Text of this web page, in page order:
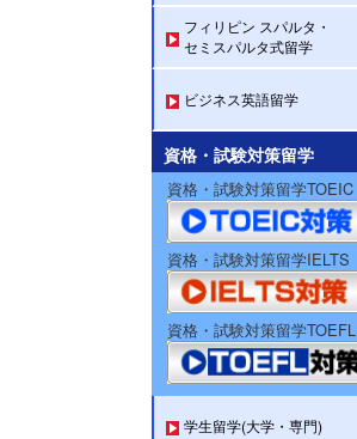
フィリピン スパルタ・
セミスパルタ式留学
ビジネス英語留学
資格・試験対策留学
資格・試験対策留学TOEIC
資格・試験対策留学IELTS
資格・試験対策留学TOEFL
学生留学(大学・専門)